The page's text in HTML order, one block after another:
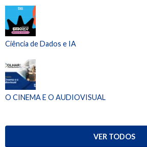
Ciência de Dados e IA
O CINEMA E O AUDIOVISUAL
VER TODOS